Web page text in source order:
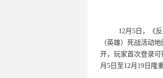
12月5日，《
（英雄）死战活动
开，玩家首次登录
月5日至12月19日隆